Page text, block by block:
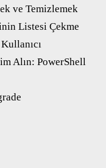
ve Temizlemek
Listesi Çekme
Alın: PowerShell